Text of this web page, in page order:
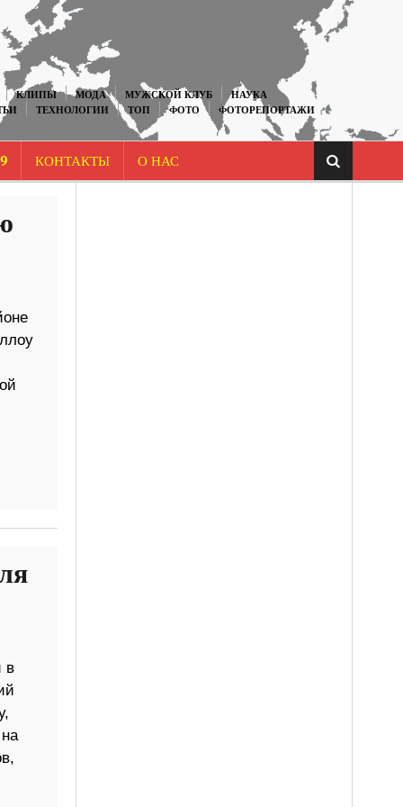
КЛИПЫ МОДА МУЖСКОЙ КЛУБ
НАУКА
ТЕХНОЛОГИИ ТОП ФОТО
ФОТОРЕПОРТАЖИ
КОНТАКТЫ О НАС
в